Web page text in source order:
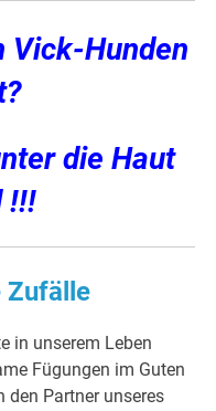
Vick-Hunden
die Haut
!!!
Zufälle
in unserem Leben
Fügungen im Guten
den Partner unseres